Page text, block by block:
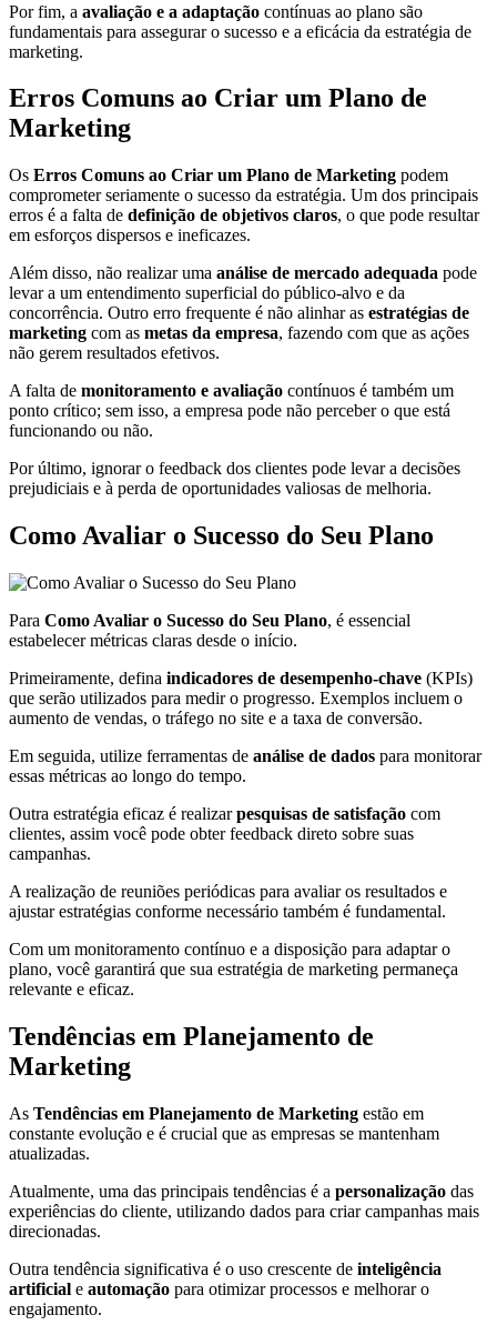
Por fim, a avaliação e a adaptação contínuas ao plano são
fundamentais para assegurar o sucesso e a eficácia da estratégia de
marketing.
Erros Comuns ao Criar um Plano de
Marketing
Os Erros Comuns ao Criar um Plano de Marketing podem
comprometer seriamente o sucesso da estratégia. Um dos principais
erros é a falta de definição de objetivos claros, o que pode resultar
em esforços dispersos e ineficazes.
Além disso, não realizar uma análise de mercado adequada pode
levar a um entendimento superficial do público-alvo e da
concorrência. Outro erro frequente é não alinhar as estratégias de
marketing com as metas da empresa, fazendo com que as ações
não gerem resultados efetivos.
A falta de monitoramento e avaliação contínuos é também um
ponto crítico; sem isso, a empresa pode não perceber o que está
funcionando ou não.
Por último, ignorar o feedback dos clientes pode levar a decisões
prejudiciais e à perda de oportunidades valiosas de melhoria.
Como Avaliar o Sucesso do Seu Plano
Para Como Avaliar o Sucesso do Seu Plano, é essencial
estabelecer métricas claras desde o início.
Primeiramente, defina indicadores de desempenho-chave (KPIs)
que serão utilizados para medir o progresso. Exemplos incluem o
aumento de vendas, o tráfego no site e a taxa de conversão.
Em seguida, utilize ferramentas de análise de dados para monitorar
essas métricas ao longo do tempo.
Outra estratégia eficaz é realizarpesquisas de satisfação com
clientes, assim você pode obter feedback direto sobre suas
campanhas.
A realização de reuniões periódicas para avaliar os resultados e
ajustar estratégias conforme necessário também é fundamental.
Com um monitoramento contínuo e a disposição para adaptar o
plano, você garantirá que sua estratégia de marketing permaneça
relevante e eficaz.
Tendências em Planejamento de
Marketing
As Tendências em Planejamento de Marketing estão em
constante evolução e é crucial que as empresas se mantenham
atualizadas.
Atualmente, uma das principais tendências é a personalização das
experiências do cliente, utilizando dados para criar campanhas mais
direcionadas.
Outra tendência significativa é o uso crescente de inteligência
artificial e automação para otimizar processos e melhorar o
engajamento.